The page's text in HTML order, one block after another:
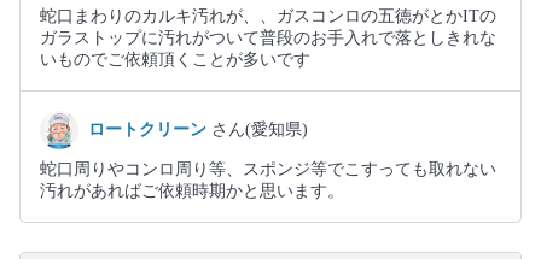
蛇口まわりのカルキ汚れが、、ガスコンロの五徳がとかITの
ガラストップに汚れがついて普段のお手入れで落としきれな
いものでご依頼頂くことが多いです
ロートクリーン さん(愛知県)
蛇口周りやコンロ周り等、スポンジ等でこすっても取れない
汚れがあればご依頼時期かと思います。